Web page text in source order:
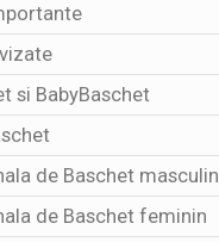
si BabyBaschet
de Baschet masculin
de Baschet feminin